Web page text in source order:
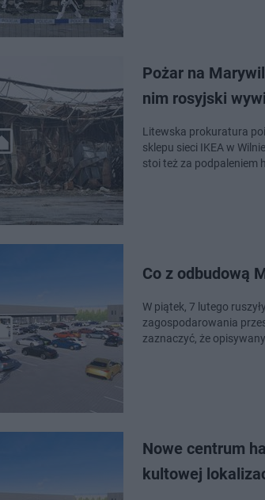
Pożar na
nim rosyjski
Litewska prokuratura
sklepu sieci IKEA w
stoi też za podpaleniem
Co z odbudową
W piątek, 7 lutego
zagospodarowania
zaznaczyć, że
Nowe centrum
kultowej